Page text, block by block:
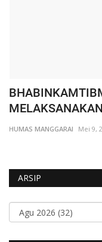
HUMAS MANGGARAI Mei 9,
ARSIP